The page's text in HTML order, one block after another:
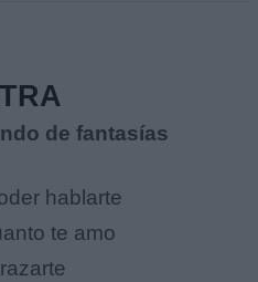
de fantasías
hablarte
te amo